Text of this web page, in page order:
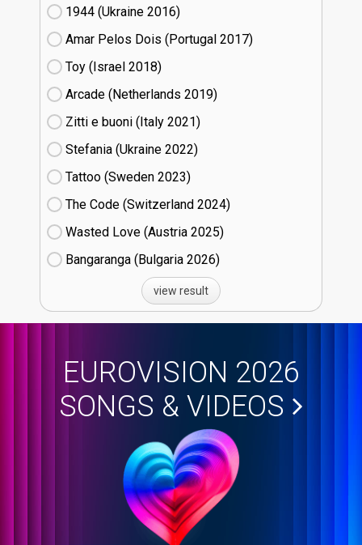
1944 (Ukraine
16)
Amar Pelos Dois (Portugal
17)
Toy (Israel
18)
Arcade (Netherlands
19)
Zitti e buoni​ (Italy
21)
Stefania (Ukraine
22)
Tattoo (Sweden
23)
The Code (Switzerland
24)
Wasted Love (Austria
25)
Bangaranga (Bulgaria
26)
view result
EUROVISION 2026
SONGS & VIDEOS